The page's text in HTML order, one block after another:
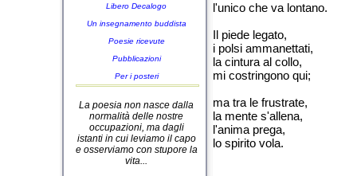
Libero Decalogo
Un insegnamento buddista
Poesie ricevute
Pubblicazioni
Per i posteri
La poesia non nasce dalla
normalità delle nostre
occupazioni, ma dagli
istanti in cui leviamo il capo
e osserviamo con stupore la
vita...
l'unico che va lontano.
Il piede legato,
i polsi ammanettati,
la cintura al collo,
mi costringono qui;
ma tra le frustrate,
la mente s'allena,
l'anima prega,
lo spirito vola.